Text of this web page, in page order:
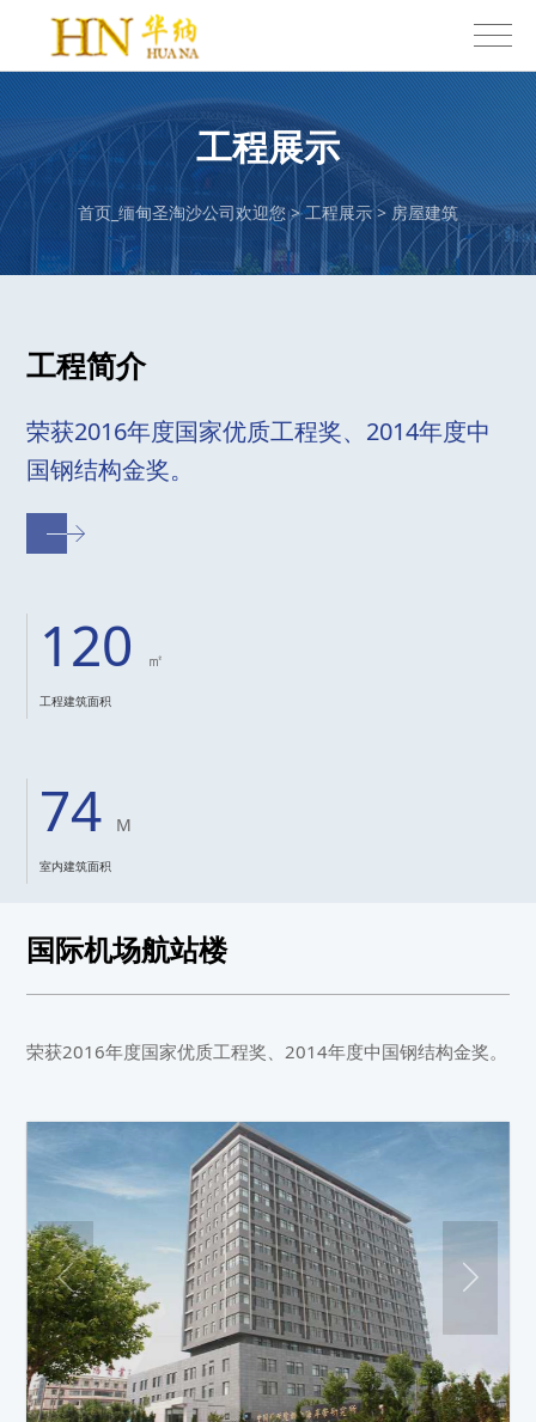
工程展示
首页_缅甸圣淘沙公司欢迎您>工程展示>房屋建筑
工程简介
荣获2016年度国家优质工程奖、2014年度中
国钢结构金奖。
120 ㎡
工程建筑面积
74 M
室内建筑面积
国际机场航站楼
荣获2016年度国家优质工程奖、2014年度中国钢结构金奖。